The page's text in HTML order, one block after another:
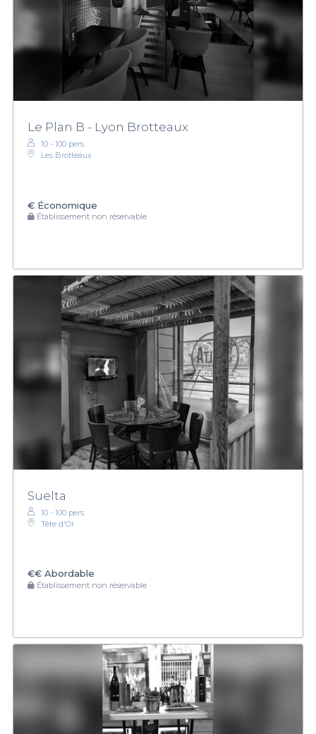
Le Plan B - Lyon Brotteaux
10 - 100 pers.
Les Brotteaux
€ Économique
Établissement non réservable
Suelta
10 - 100 pers.
Tête d'Or
€€ Abordable
Établissement non réservable